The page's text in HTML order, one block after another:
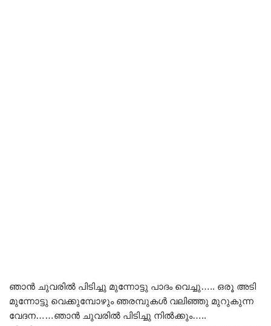
ഞാൻ ചുവരിൽ പിടിച്ചു മുന്നോട്ടു പാദം വെച്ചു….. ഒരൂ അടി
മുന്നോട്ടു വെക്കുമ്പോഴും ഞരമ്പുകൾ വലിഞ്ഞു മുറുകുന്ന
വേദന……ഞാൻ ചുവരിൽ പിടിച്ചു നിൽക്കും…..